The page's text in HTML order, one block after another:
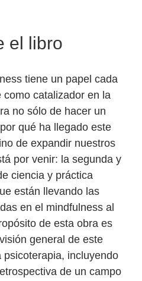
el libro
tiene un papel cada
catalizador en la
no sólo de hacer un
qué ha llegado este
de expandir nuestros
por venir: la segunda y
ciencia y práctica
están llevando las
en el mindfulness al
de esta obra es
general de este
psicoterapia, incluyendo
de un campo